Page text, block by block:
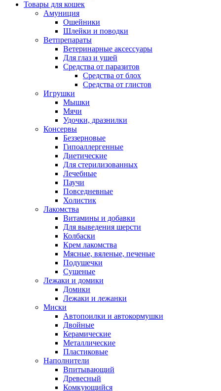
Товары для кошек
Амуниция
Ошейники
Шлейки и поводки
Ветпрепараты
Ветеринарные аксессуары
Для глаз и ушей
Средства от паразитов
Средства от блох
Средства от глистов
Игрушки
Мышки
Мячи
Удочки, дразнилки
Консервы
Беззерновые
Гипоаллергенные
Диетические
Для стерилизованных
Лечебные
Паучи
Повседневные
Холистик
Лакомства
Витамины и добавки
Для выведения шерсти
Колбаски
Крем лакомства
Мясные, вяленые, печеные
Подушечки
Сушеные
Лежаки и домики
Домики
Лежаки и лежанки
Миски
Автопоилки и автокормушки
Двойные
Керамические
Металлические
Пластиковые
Наполнители
Впитывающий
Древесный
Комкующийся